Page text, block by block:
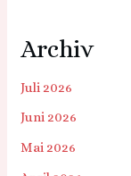
Archiv
Juli 2026
Juni 2026
Mai 2026